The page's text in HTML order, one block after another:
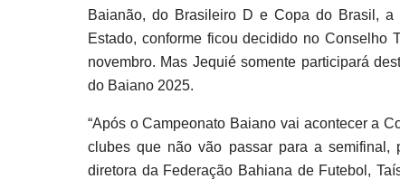
Baianão, do Brasileiro D e Copa do Brasil,
Estado, conforme ficou decidido no Conselho
novembro. Mas Jequié somente participará
do Baiano 2025.
“Após o Campeonato Baiano vai acontecer a
clubes que não vão passar para a semifinal,
diretora da Federação Bahiana de Futebol,